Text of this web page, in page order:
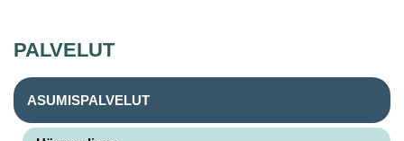
PALVELUT
ASUMISPALVELUT